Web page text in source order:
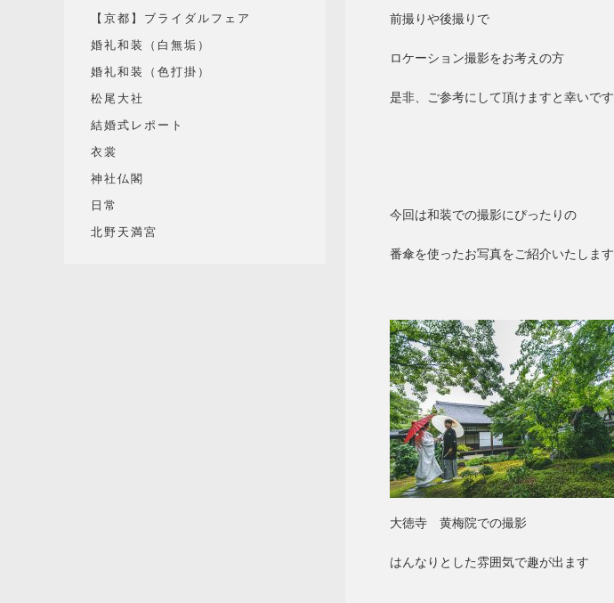
前撮りや後撮りで
ロケーション撮影をお考えの方
是非、ご参考にして頂けますと幸いです
今回は和装での撮影にぴったりの
番傘を使ったお写真をご紹介いたします
大徳寺 黄梅院での撮影
はんなりとした雰囲気で趣が出ます
【京都】ブライダルフェア
婚礼和装（白無垢）
婚礼和装（色打掛）
松尾大社
結婚式レポート
衣裳
神社仏閣
日常
北野天満宮